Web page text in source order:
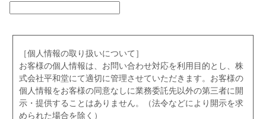
［個人情報の取り扱いについて］
お客様の個人情報は、お問い合わせ対応を利用目的とし、株
式会社平和堂にて適切に管理させていただきます。お客様の
個人情報をお客様の同意なしに業務委託先以外の第三者に開
示・提供することはありません。（法令などにより開示を求
められた場合を除く）